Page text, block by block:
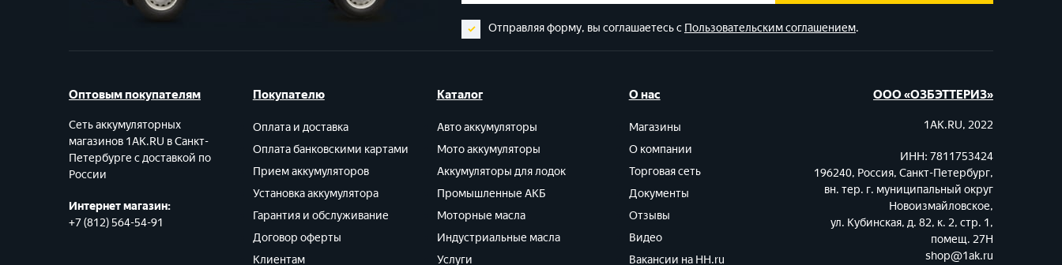
Отправляя форму, вы соглашаетесь с Пользовательским соглашением.
Оптовым покупателям
Сеть аккумуляторных
магазинов 1AK.RU в Санкт-
Петербурге с доставкой по
России
Интернет магазин:
+7 (812) 564-54-91
Покупателю
Оплата и доставка
Оплата банковскими картами
Прием аккумуляторов
Установка аккумулятора
Гарантия и обслуживание
Договор оферты
Клиентам
Каталог
Авто аккумуляторы
Мото аккумуляторы
Аккумуляторы для лодок
Промышленные АКБ
Моторные масла
Индустриальные масла
Услуги
О нас
Магазины
О компании
Торговая сеть
Документы
Отзывы
Видео
Вакансии на HH.ru
ООО «ОЗБЭТТЕРИЗ»
1AK.RU, 2022
ИНН: 7811753424
196240, Россия, Санкт-Петербург,
вн. тер. г. муниципальный округ
Новоизмайловское,
ул. Кубинская, д. 82, к. 2, стр. 1,
помещ. 27Н
shop@1ak.ru